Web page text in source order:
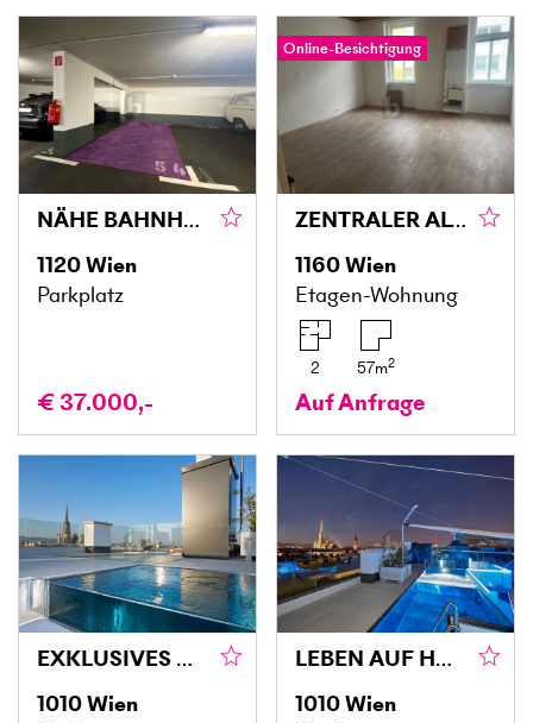
NÄHE BAHNHOF MEIDLING
1120Wien
Parkplatz
€ 37.000,-
Online-Besichtigung
ZENTRALER ALTBAUHIT
1160Wien
Etagen-Wohnung
2 57m2
Auf Anfrage
EXKLUSIVES WOHNEN IM HERZEN WIENS
1010Wien
LEBEN AUF HÖCHSTER EBENE
1010Wien